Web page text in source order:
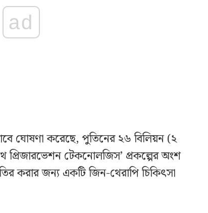
ad
ঘোষণা করেছে, পুতিনের ২৬ বিলিয়ন (২
প্রিজারভেশন টেকনোলজিস’ প্রকল্পের অংশ
করার জন্য একটি জিন-থেরাপি চিকিৎসা